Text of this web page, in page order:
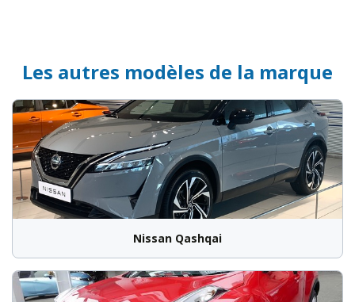
Les autres modèles de la marque
Nissan Qashqai